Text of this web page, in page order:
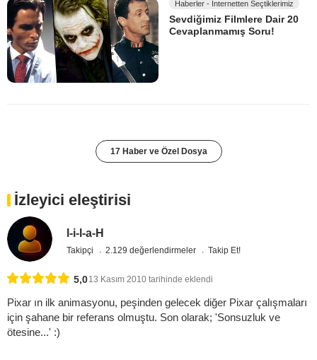
Haberler - İnternetten Seçtiklerimiz
Sevdiğimiz Filmlere Dair 20
Cevaplanmamış Soru!
17 Haber ve Özel Dosya
İzleyici eleştirisi
l-i-l-a-H
Takipçi 2.129 değerlendirmeler Takip Et!
5,013 Kasım 2010 tarihinde eklendi
Pixar ın ilk animasyonu, peşinden gelecek diğer Pixar çalışmaları
için şahane bir referans olmuştu. Son olarak; 'Sonsuzluk ve
ötesine...' :)